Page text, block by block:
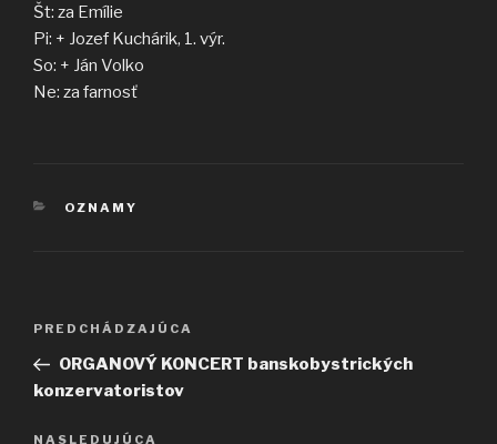
Št: za Emílie
Pi: + Jozef Kuchárik, 1. výr.
So: + Ján Volko
Ne: za farnosť
KATEGÓRIE
OZNAMY
Navigácia
článku
Predchádzajúci
článok
PREDCHÁDZAJÚCA
ORGANOVÝ KONCERT banskobystrických
konzervatoristov
NASLEDUJÚCA